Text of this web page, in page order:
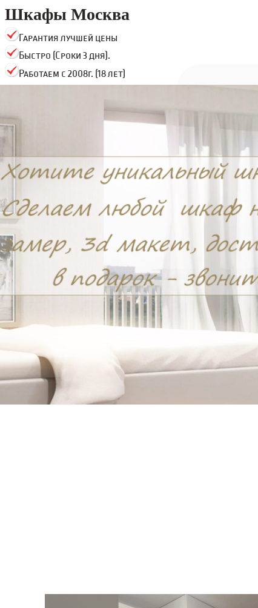
Шкафы Москва
Гарантия лучшей цены
Быстро (Сроки 3 дня).
Работаем с 2008г. (18 лет)